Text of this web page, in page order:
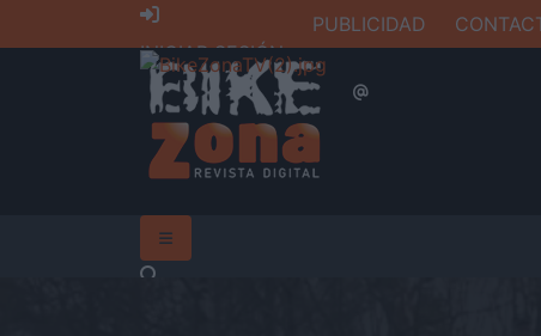
INICIAR SESIÓN
PUBLICIDAD